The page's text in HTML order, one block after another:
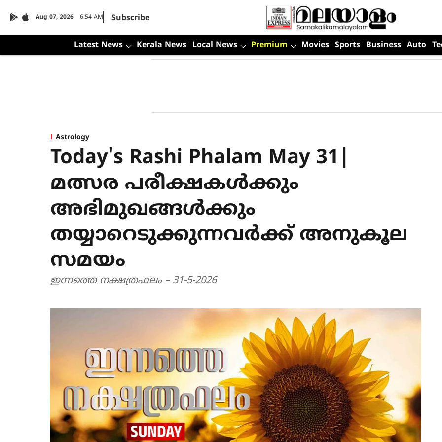
Aug 07, 2026 6:54 AM Subscribe
Latest News Kerala News Local News Premium Movies Sports Business Auto
Astrology
Today's Rashi Phalam May 31|
മത്സര പരീക്ഷകൾക്കും
അഭിമുഖങ്ങൾക്കും
തയ്യാറെടുക്കുന്നവർക്ക് അനുകൂല
സമയം
ഇന്നത്തെ നക്ഷത്രഫലം – 31-5-2026